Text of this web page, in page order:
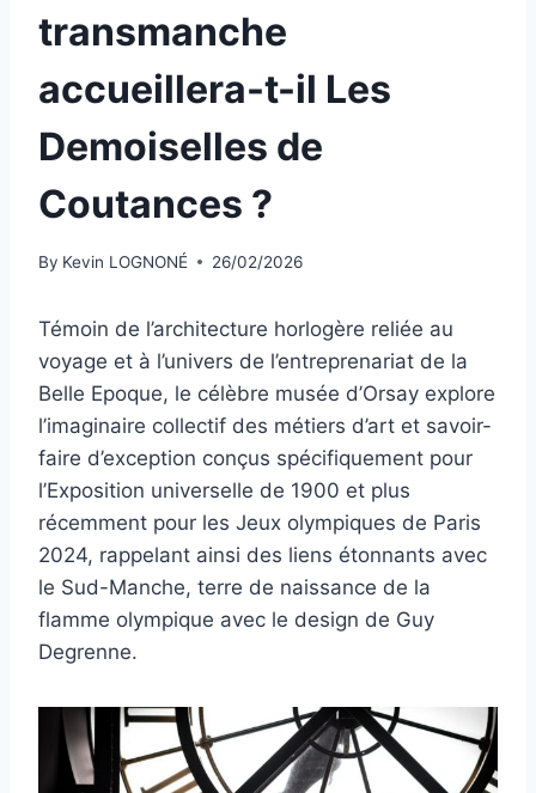
transmanche
accueillera-t-il Les
Demoiselles de
Coutances ?
By Kevin LOGNONÉ 26/02/2026
Témoin de l’architecture horlogère reliée au
voyage et à l’univers de l’entreprenariat de la
Belle Epoque, le célèbre musée d’Orsay explore
l’imaginaire collectif des métiers d’art et savoir-
faire d’exception conçus spécifiquement pour
l’Exposition universelle de 1900 et plus
récemment pour les Jeux olympiques de Paris
2024, rappelant ainsi des liens étonnants avec
le Sud-Manche, terre de naissance de la
flamme olympique avec le design de Guy
Degrenne.